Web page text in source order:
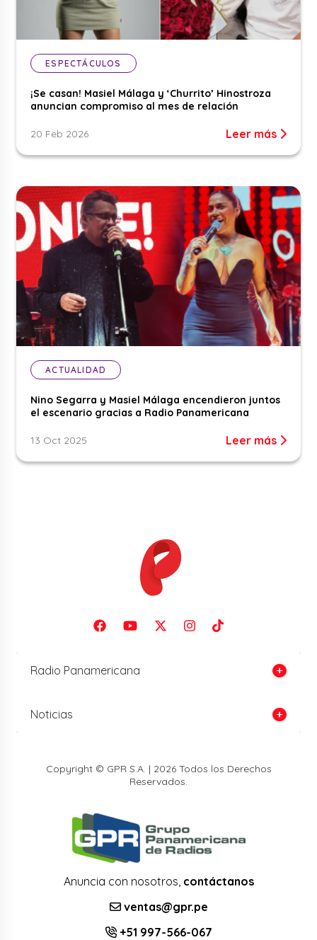
ESPECTÁCULOS
¡Se casan! Masiel Málaga y ‘Churrito’ Hinostroza
anuncian compromiso al mes de relación
20 Feb 2026 Leer más
ACTUALIDAD
Nino Segarra y Masiel Málaga encendieron juntos
el escenario gracias a Radio Panamericana
13 Oct 2025 Leer más
Radio Panamericana
Noticias
Copyright © GPR S.A. | 2026 Todos los Derechos
Reservados.
Anuncia con nosotros, contáctanos
ventas@gpr.pe
+51 997-566-067